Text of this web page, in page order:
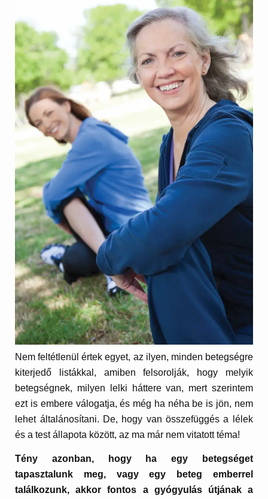
Nem feltétlenül értek egyet, az ilyen, minden betegségre
kiterjedő listákkal, amiben felsorolják, hogy melyik
betegségnek, milyen lelki háttere van, mert szerintem
ezt is embere válogatja, és még ha néha be is jön, nem
lehet általánosítani. De, hogy van összefüggés a lélek
és a test állapota között, az ma már nem vitatott téma!
Tény azonban, hogy ha egy betegséget
tapasztalunk meg, vagy egy beteg emberrel
találkozunk, akkor fontos a gyógyulás útjának a